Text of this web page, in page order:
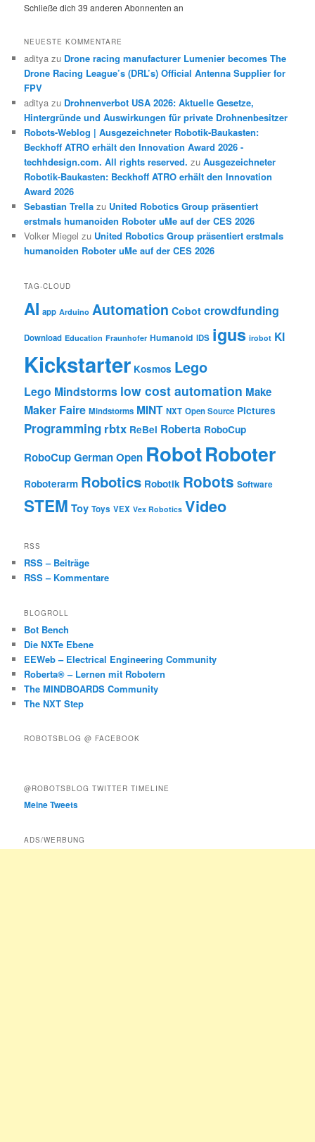
Schließe dich 39 anderen Abonnenten an
NEUESTE KOMMENTARE
aditya zu Drone racing manufacturer Lumenier becomes The
Drone Racing League’s (DRL’s) Official Antenna Supplier for
FPV
aditya zu Drohnenverbot USA 2026: Aktuelle Gesetze,
Hintergründe und Auswirkungen für private Drohnenbesitzer
Robots-Weblog | Ausgezeichneter Robotik-Baukasten:
Beckhoff ATRO erhält den Innovation Award 2026 -
techhdesign.com. All rights reserved. zuAusgezeichneter
Robotik-Baukasten: Beckhoff ATRO erhält den Innovation
Award 2026
Sebastian Trella zu United Robotics Group präsentiert
erstmals humanoiden Roboter uMe auf der CES 2026
Volker Miegel zu United Robotics Group präsentiert erstmals
humanoiden Roboter uMe auf der CES 2026
TAG-CLOUD
AI app Arduino Automation Cobot crowdfunding
Download Education Fraunhofer Humanoid IDS igus irobot KI
Kickstarter Kosmos Lego
Lego Mindstorms low cost automation Make
Maker Faire Mindstorms MINT NXT Open Source Pictures
Programming rbtx ReBel Roberta RoboCup
RoboCup German Open RobotRoboter
Roboterarm Robotics Robotik Robots Software
STEM Toy Toys VEX Vex Robotics Video
RSS
RSS – Beiträge
RSS – Kommentare
BLOGROLL
Bot Bench
Die NXTe Ebene
EEWeb – Electrical Engineering Community
Roberta® – Lernen mit Robotern
The MINDBOARDS Community
The NXT Step
ROBOTSBLOG @ FACEBOOK
@ROBOTSBLOG TWITTER TIMELINE
Meine Tweets
ADS/WERBUNG